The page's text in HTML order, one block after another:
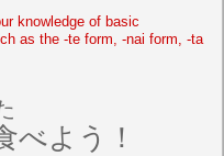
knowledge of basic
as the -te form, -nai form, -ta
べよう！